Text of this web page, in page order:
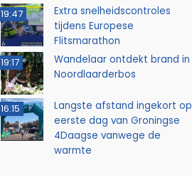
19:47
Extra snelheidscontroles
tijdens Europese
Flitsmarathon
19:17
Wandelaar ontdekt brand in
Noordlaarderbos
16:15
Langste afstand ingekort op
eerste dag van Groningse
4Daagse vanwege de
warmte